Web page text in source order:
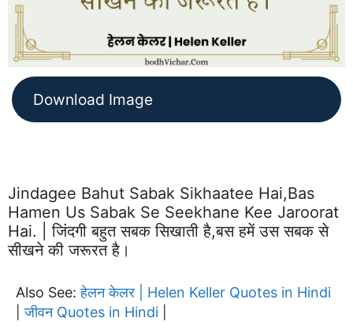
Download Image
Jindagee Bahut Sabak Sikhaatee Hai,bas
Hamen Us Sabak Se Seekhane Kee Jaroorat
Hai. | जिंदगी बहुत सबक सिखाती है,बस हमें उस सबक से
सीखने की जरूरत है।
Also See:हेलन केलर | Helen Keller Quotes in Hindi
|जीवन Quotes in Hindi